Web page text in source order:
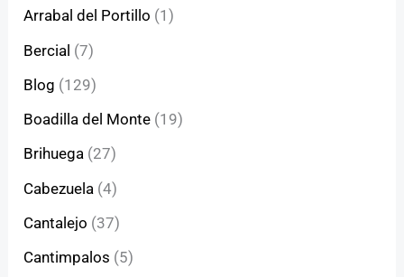
Arrabal del Portillo (1)
Bercial (7)
Blog (129)
Boadilla del Monte (19)
Brihuega (27)
Cabezuela (4)
Cantalejo (37)
Cantimpalos (5)